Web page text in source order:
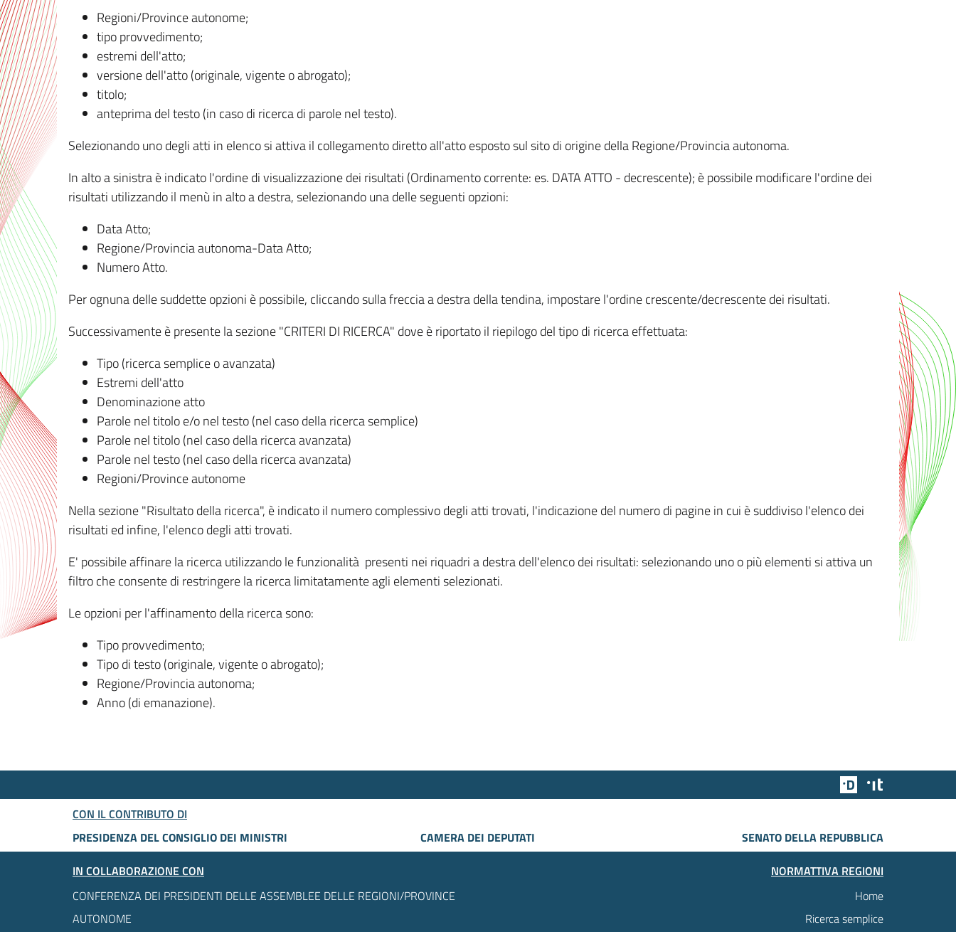
Regioni/Province autonome;
tipo provvedimento;
estremi dell'atto;
versione dell'atto (originale, vigente o abrogato);
titolo;
anteprima del testo (in caso di ricerca di parole nel testo).
Selezionando uno degli atti in elenco si attiva il collegamento diretto all'atto esposto sul sito di origine della Regione/Provincia autonoma.
In alto a sinistra è indicato l'ordine di visualizzazione dei risultati (Ordinamento corrente: es. DATA ATTO - decrescente); è possibile modificare l'ordine dei
risultati utilizzando il menù in alto a destra, selezionando una delle seguenti opzioni:
Data Atto;
Regione/Provincia autonoma-Data Atto;
Numero Atto.
Per ognuna delle suddette opzioni è possibile, cliccando sulla freccia a destra della tendina, impostare l'ordine crescente/decrescente dei risultati.
Successivamente è presente la sezione "CRITERI DI RICERCA" dove è riportato il riepilogo del tipo di ricerca effettuata:
Tipo (ricerca semplice o avanzata)
Estremi dell'atto
Denominazione atto
Parole nel titolo e/o nel testo (nel caso della ricerca semplice)
Parole nel titolo (nel caso della ricerca avanzata)
Parole nel testo (nel caso della ricerca avanzata)
Regioni/Province autonome
Nella sezione "Risultato della ricerca", è indicato il numero complessivo degli atti trovati, l'indicazione del numero di pagine in cui è suddiviso l'elenco dei
risultati ed infine, l'elenco degli atti trovati.
E' possibile affinare la ricerca utilizzando le funzionalità presenti nei riquadri a destra dell'elenco dei risultati: selezionando uno o più elementi si attiva un
filtro che consente di restringere la ricerca limitatamente agli elementi selezionati.
Le opzioni per l'affinamento della ricerca sono:
Tipo provvedimento;
Tipo di testo (originale, vigente o abrogato);
Regione/Provincia autonoma;
Anno (di emanazione).
Team Digitale
CON IL CONTRIBUTO DI
PRESIDENZA DEL CONSIGLIO DEI MINISTRI
CAMERA DEI DEPUTATI
SENATO DELLA REPUBBLICA
IN COLLABORAZIONE CON
CONFERENZA DEI PRESIDENTI DELLE ASSEMBLEE DELLE REGIONI/PROVINCE
AUTONOME
NORMATTIVA REGIONI
Home
Ricerca semplice